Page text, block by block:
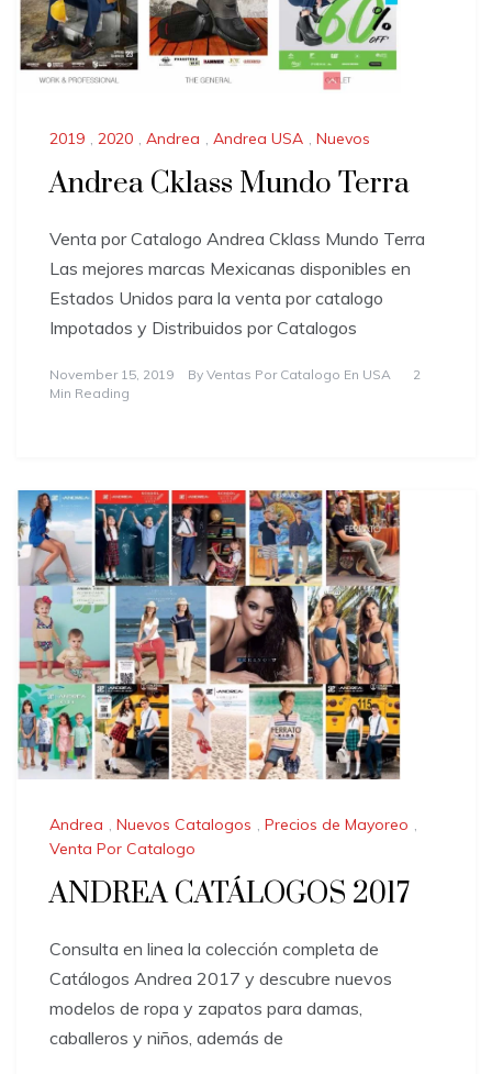
2019 , 2020 , Andrea , Andrea USA , Nuevos
Andrea Cklass Mundo Terra
Venta por Catalogo Andrea Cklass Mundo Terra
Las mejores marcas Mexicanas disponibles en
Estados Unidos para la venta por catalogo
Impotados y Distribuidos por Catalogos
November 15, 2019 By Ventas Por Catalogo En USA
2
Min Reading
Andrea , Nuevos Catalogos , Precios de Mayoreo ,
Venta Por Catalogo
ANDREA CATÁLOGOS 2017
Consulta en linea la colección completa de
Catálogos Andrea 2017 y descubre nuevos
modelos de ropa y zapatos para damas,
caballeros y niños, además de